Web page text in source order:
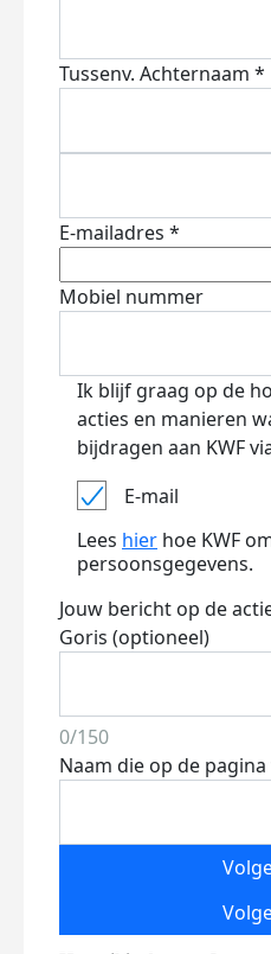
Tussenv. Achternaam *
E-mailadres *
Mobiel nummer
Ik blijf graag op de
acties en manieren
bijdragen aan KWF
E-mail
Lees hier hoe KWF
persoonsgegevens.
Jouw bericht op de
Goris (optioneel)
0/150
Naam die op de